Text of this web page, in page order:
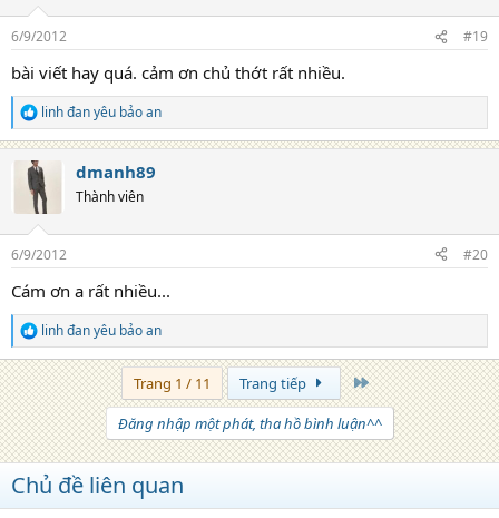
s
6/9/2012 #19
bài viết hay quá. cảm ơn chủ thớt rất nhiều.
R
e
s
linh đan yêu bảo an
dmanh89
Thành viên
6/9/2012 #20
Cám ơn a rất nhiều...
R
e
a
c
t
i
o
n
s
:
linh đan yêu bảo an
Trang 1 / 11 Trang tiếp Trang cuối
Đăng nhập một phát, tha hồ bình luận^^
Chủ đề liên quan